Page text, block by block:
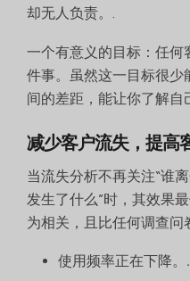
却无人负责。.
一个有意义的目标：任何
件事。虽然这一目标很少
间的差距，能让你了解自
减少客户流失，提高
当流失分析不再关注“谁
发生了什么”时，其效果
为相关，且比任何调查问
使用频率正在下降。.